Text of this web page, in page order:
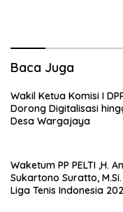
Baca Juga
Wakil Ketua Komisi I
Dorong Digitalisasi
Desa Wargajaya
Waketum PP PELTI ,H.
Sukartono Suratto,
Liga Tenis Indonesia